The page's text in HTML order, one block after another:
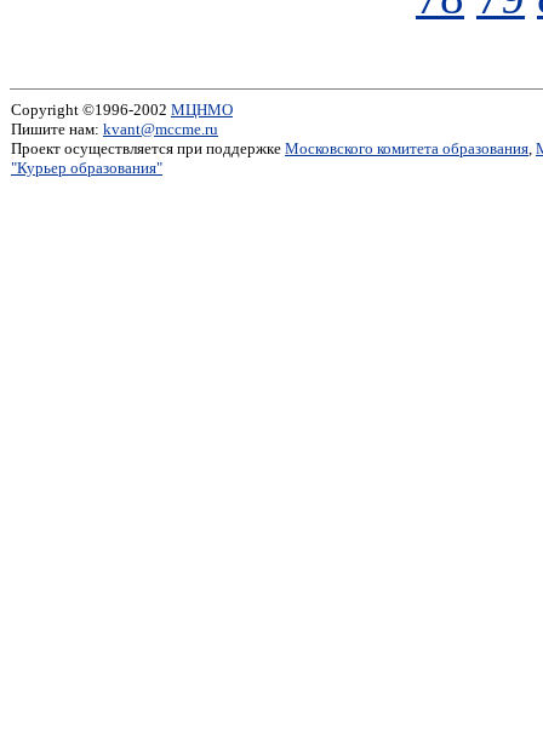
Copyright ©1996-2002 МЦНМО
Пишите нам: kvant@mccme.ru
Проект осуществляется при поддержке Московского комитета образования,
"Курьер образования"